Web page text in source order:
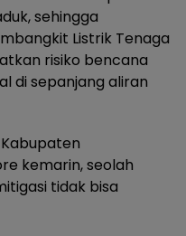
sehingga
Listrik Tenaga
risiko bencana
di sepanjang aliran
Kabupaten
kemarin, seolah
tidak bisa